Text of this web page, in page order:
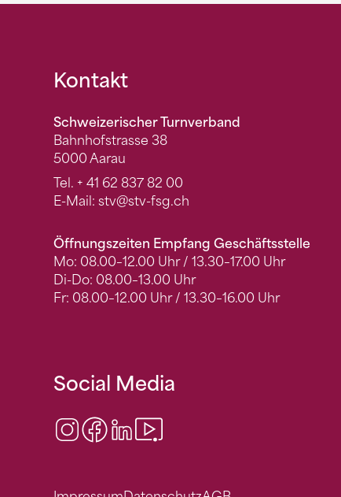
Fusszeile
Kontakt
Schweizerischer Turnverband
Bahnhofstrasse 38
5000 Aarau
Tel. + 41 62 837 82 00
E-Mail: stv@stv-fsg.ch
Öffnungszeiten Empfang Geschäftsstelle
Mo: 08.00–12.00 Uhr / 13.30–17.00 Uhr
Di-Do: 08.00–13.00 Uhr
Fr: 08.00–12.00 Uhr / 13.30–16.00 Uhr
Social Media
Instagram
Facebook
LinkedIn